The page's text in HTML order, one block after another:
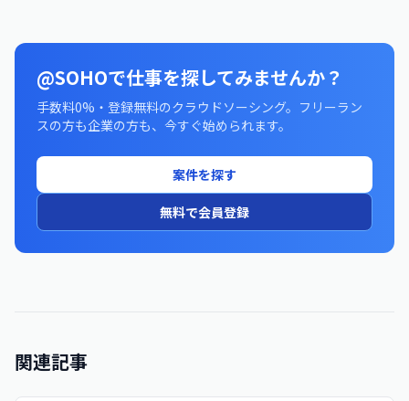
@SOHOで仕事を探してみませんか？
手数料0%・登録無料のクラウドソーシング。フリーラン
スの方も企業の方も、今すぐ始められます。
案件を探す
無料で会員登録
関連記事